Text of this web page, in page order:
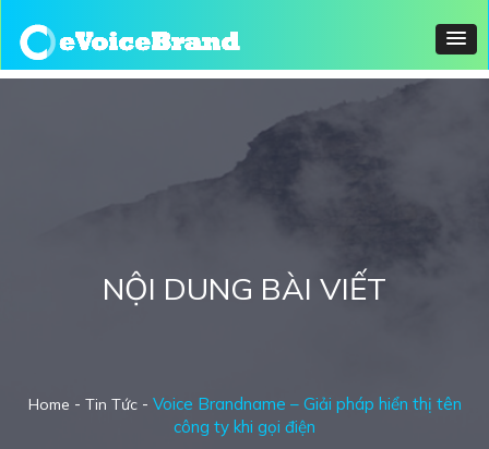
NỘI DUNG BÀI VIẾT
Home - Tin Tức - Voice Brandname – Giải pháp hiển thị tên
công ty khi gọi điện